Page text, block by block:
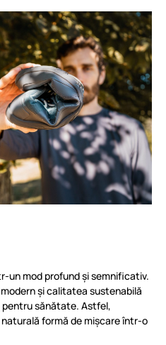
un mod profund și semnificativ.
și calitatea sustenabilă
sănătate. Astfel,
formă de mișcare într-o